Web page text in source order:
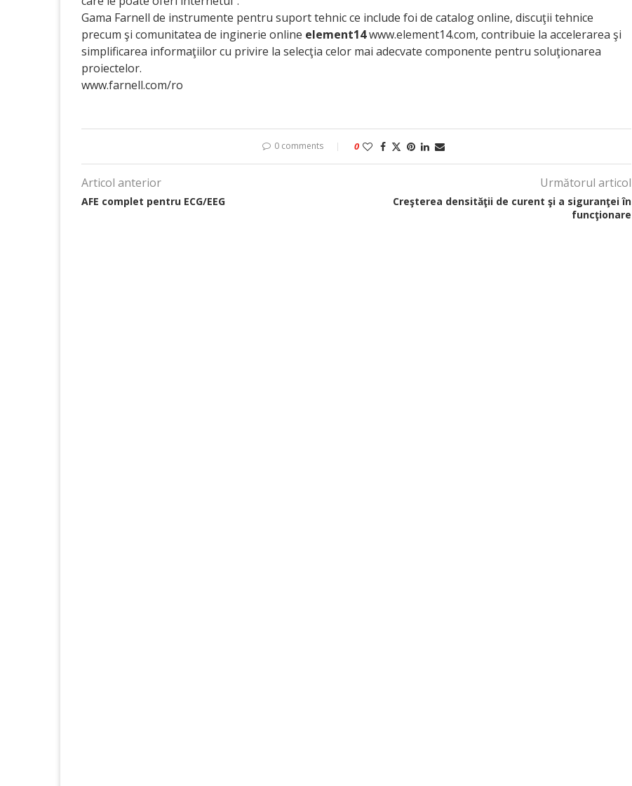
Gama Farnell de instrumente pentru suport tehnic ce include foi de catalog online, discuţii tehnice
precum şi comunitatea de inginerie online element14www.element14.com, contribuie la accelerarea şi
simplificarea informaţiilor cu privire la selecţia celor mai adecvate componente pentru soluţionarea
proiectelor.
www.farnell.com/ro
0 comments 0
Articol anterior
AFE complet pentru ECG/EEG
Următorul articol
Creşterea densităţii de curent şi a siguranţei în
funcţionare